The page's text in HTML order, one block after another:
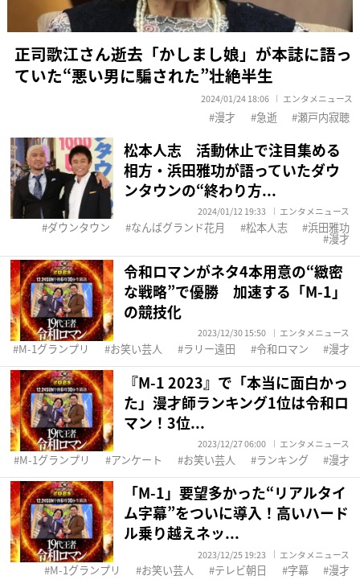
正司歌江さん逝去「かしまし娘」が本誌に語っ
ていた“悪い男に騙された”壮絶半生
2024/01/24 18:06 エンタメニュース
漫才 急逝 瀬戸内寂聴
松本人志 活動休止で注目集める
相方・浜田雅功が語っていたダウ
ンタウンの“終わり方...
2024/01/12 19:33 エンタメニュース
ダウンタウン なんばグランド花月 松本人志 浜田雅功
漫才
令和ロマンがネタ4本用意の“緻密
な戦略”で優勝 加速する「M-1」
の競技化
2023/12/30 15:50 エンタメニュース
M-1グランプリ お笑い芸人 ラリー遠田 令和ロマン 漫才
『M-1 2023』で「本当に面白かっ
た」漫才師ランキング1位は令和ロ
マン！3位...
2023/12/27 06:00 エンタメニュース
M-1グランプリ アンケート お笑い芸人 ランキング 漫才
「M-1」要望多かった“リアルタイ
ム字幕”をついに導入！高いハード
ル乗り越えネッ...
2023/12/25 19:23 エンタメニュース
M-1グランプリ お笑い芸人 テレビ朝日 字幕 漫才